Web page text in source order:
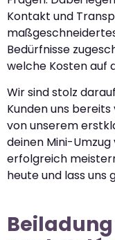
Kontakt und
Bedürfnisse
welche Kosten auf
Wir sind stolz
Kunden uns
von unserem
deinen Mini-
erfolgreich
heute und lass uns